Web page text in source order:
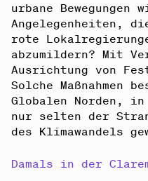
urbane
Angelegenheiten,
rote
abzumildern? Mit
Ausrichtung von
Solche Maßnahmen
Globalen Norden,
nur selten der
des Klimawandels
Damals in der